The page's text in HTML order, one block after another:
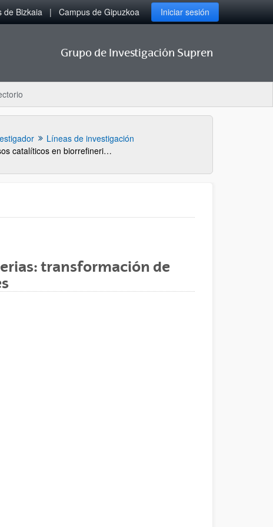
de Bizkaia Campus de Gipuzkoa Iniciar sesión
Grupo de Investigación Supren
Líneas de investigación
Nuevos procesos catalíticos en biorrefinerias: transformación de carbohidratos en bioproductos de interés
transformación de